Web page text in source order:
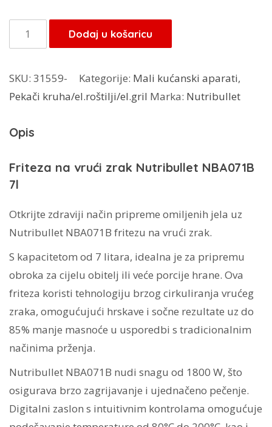
Nutribullet
friteza
vrući
zrak
7l
Dodaj u košaricu
SKU: 31559- Kategorije: Mali kućanski aparati,
Pekači kruha/el.roštilji/el.gril Marka: Nutribullet
Opis
Friteza na vrući zrak Nutribullet NBA071B
7l
Otkrijte zdraviji način pripreme omiljenih jela uz
Nutribullet NBA071B fritezu na vrući zrak.
S kapacitetom od 7 litara, idealna je za pripremu
obroka za cijelu obitelj ili veće porcije hrane. Ova
friteza koristi tehnologiju brzog cirkuliranja vrućeg
zraka, omogućujući hrskave i sočne rezultate uz do
85% manje masnoće u usporedbi s tradicionalnim
načinima prženja.
Nutribullet NBA071B nudi snagu od 1800 W, što
osigurava brzo zagrijavanje i ujednačeno pečenje.
Digitalni zaslon s intuitivnim kontrolama omogućuje